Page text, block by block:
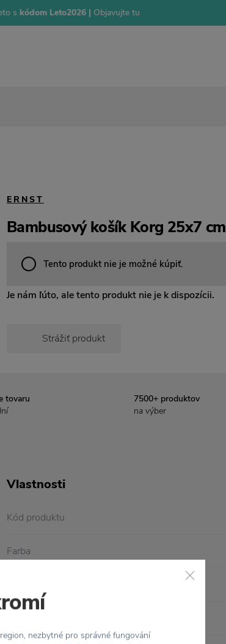
s kódom Leto2026 | Objavujte tu
ERNST
Bambusový košík Korg 25x7 cm
Tento produkt nie je možné kúpiť.
Je nám ľúto, ale tento produkt nie je k dispozícii.
Strážiť produkt
tovaru
7500+ produktov
na výber
Vlastnosti
Kód produktu
Farba
nezbytné pro správné fungování